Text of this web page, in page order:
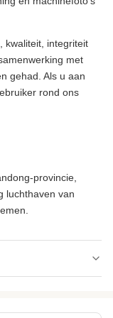
kwaliteit, integriteit
met
gehad. Als u aan
rond ons
provincie,
luchthaven van